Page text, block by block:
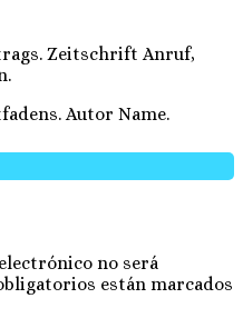
Zeitschrift Anruf,
Autor Name.
no será
están marcados